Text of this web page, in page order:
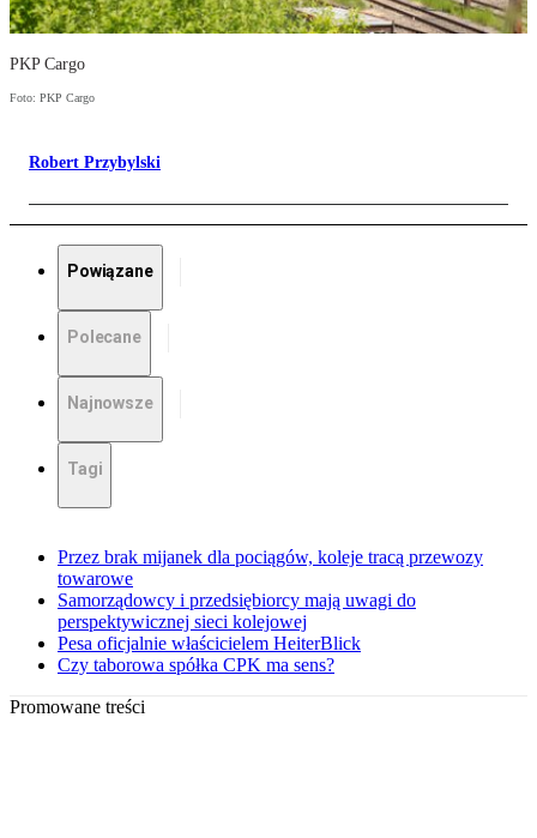
PKP Cargo
Foto: PKP Cargo
Robert Przybylski
Powiązane
Polecane
Najnowsze
Tagi
Przez brak mijanek dla pociągów, koleje tracą przewozy
towarowe
Samorządowcy i przedsiębiorcy mają uwagi do
perspektywicznej sieci kolejowej
Pesa oficjalnie właścicielem HeiterBlick
Czy taborowa spółka CPK ma sens?
Promowane treści